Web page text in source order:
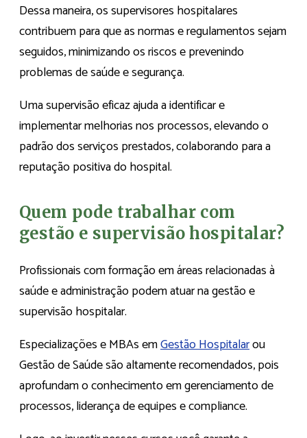
Dessa maneira, os supervisores hospitalares
contribuem para que as normas e regulamentos sejam
seguidos, minimizando os riscos e prevenindo
problemas de saúde e segurança.
Uma supervisão eficaz ajuda a identificar e
implementar melhorias nos processos, elevando o
padrão dos serviços prestados, colaborando para a
reputação positiva do hospital.
Quem pode trabalhar com
gestão e supervisão hospitalar?
Profissionais com formação em áreas relacionadas à
saúde e administração podem atuar na gestão e
supervisão hospitalar.
Especializações e MBAs emGestão Hospitalarou
Gestão de Saúde são altamente recomendados, pois
aprofundam o conhecimento em gerenciamento de
processos, liderança de equipes e compliance.